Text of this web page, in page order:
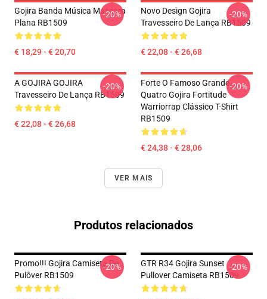
Gojira Banda Música Mascara
Plana RB1509
€ 18,29 - € 20,70
-20%
Novo Design Gojira
Travesseiro De Lança RB1509
€ 22,08 - € 26,68
-20%
A GOJIRA GOJIRA
Travesseiro De Lança RB1509
€ 22,08 - € 26,68
-20%
Forte O Famoso Grande
Quatro Gojira Fortitude
Warriorrap Clássico T-Shirt
RB1509
€ 24,38 - € 28,06
-20%
VER MAIS
Produtos relacionados
Promo!!! Gojira Camiseta De
Pulôver RB1509
-20%
GTR R34 Gojira Sunset
Pullover Camiseta RB1509
-20%